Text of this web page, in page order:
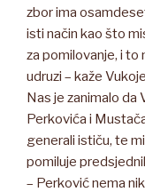
zbor ima
isti način kao što
za pomilovanje, i to
udruzi – kaže
Nas je zanimalo da
Perkovića i
generali ističu, te
pomiluje
– Perković nema